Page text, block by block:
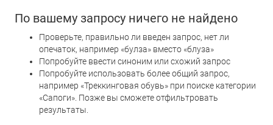
По вашему запросу ничего не найдено
Проверьте, правильно ли введен запрос, нет ли
опечаток, например «булза» вместо «блуза»
Попробуйте ввести синоним или схожий запрос
Попробуйте использовать более общий запрос,
например «Треккинговая обувь» при поиске категории
«Сапоги». Позже вы сможете отфильтровать
результаты.